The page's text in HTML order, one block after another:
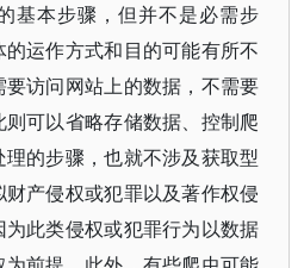
基本步骤，但并不是必需步
运作方式和目的可能有所不
访问网站上的数据，不需要
可以省略存储数据、控制爬
的步骤，也就不涉及获取型
产侵权或犯罪以及著作权侵
此类侵权或犯罪行为以数据